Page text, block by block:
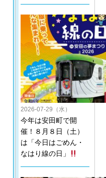
2026-07-29（水）
今年は安田町で開
催！８月８日（土）
は「今日はごめん・
なはり線の日」